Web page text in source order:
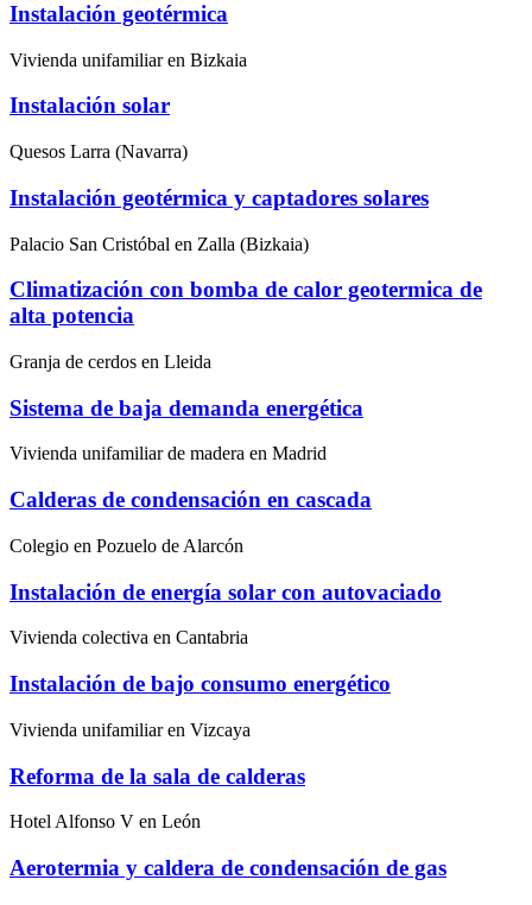
Instalación geotérmica
Vivienda unifamiliar en Bizkaia
Instalación solar
Quesos Larra (Navarra)
Instalación geotérmica y captadores solares
Palacio San Cristóbal en Zalla (Bizkaia)
Climatización con bomba de calor geotermica de
alta potencia
Granja de cerdos en Lleida
Sistema de baja demanda energética
Vivienda unifamiliar de madera en Madrid
Calderas de condensación en cascada
Colegio en Pozuelo de Alarcón
Instalación de energía solar con autovaciado
Vivienda colectiva en Cantabria
Instalación de bajo consumo energético
Vivienda unifamiliar en Vizcaya
Reforma de la sala de calderas
Hotel Alfonso V en León
Aerotermia y caldera de condensación de gas